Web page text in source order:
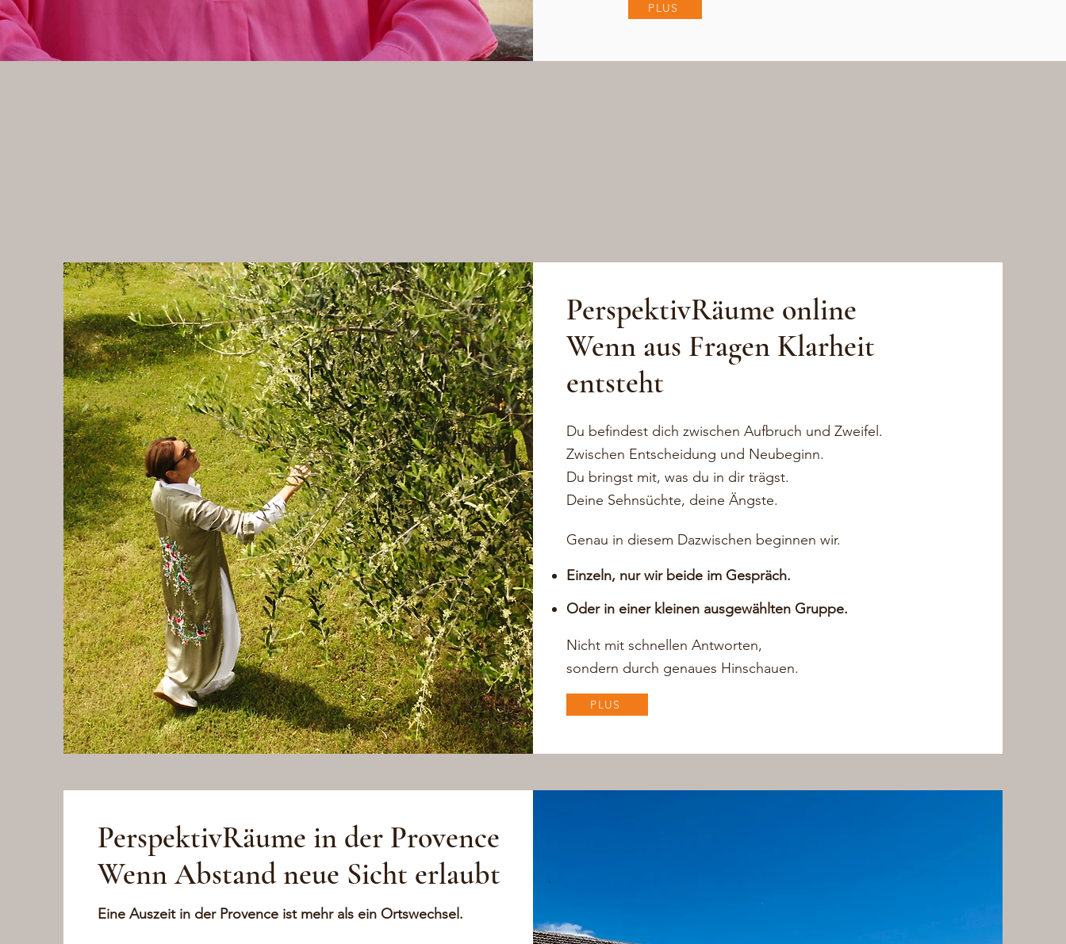
PLUS
PerspektivRäume online
Wenn aus Fragen Klarheit
entsteht
Du befindest dich zwischen Aufbruch und Zweifel.
Zwischen Entscheidung und Neubeginn.
Du bringst mit, was du in dir trägst.
Deine Sehnsüchte, deine Ängste.
Genau in diesem Dazwischen beginnen wir.
Einzeln, nur wir beide im Gespräch.
Oder in einer kleinen ausgewählten Gruppe.
Nicht mit schnellen Antworten,
sondern durch genaues Hinschauen.
PLUS
PerspektivRäume in der Provence
Wenn Abstand neue Sicht erlaubt
Eine Auszeit in der Provence ist mehr als ein Ortswechsel.